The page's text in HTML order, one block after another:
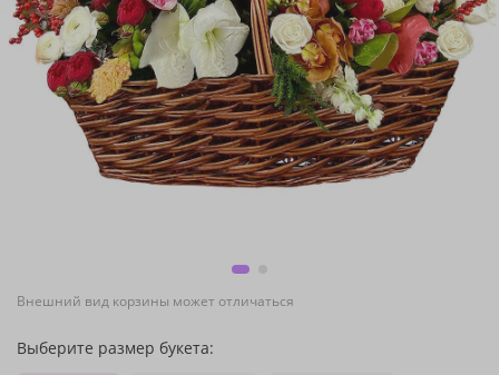
Внешний вид корзины может отличаться
Выберите размер букета: